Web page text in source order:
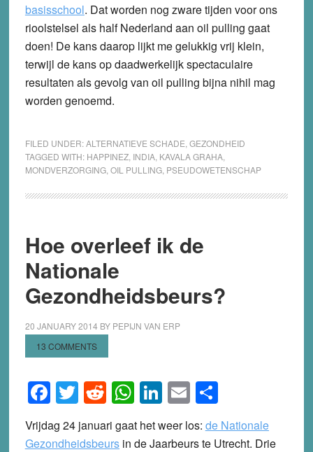
basisschool. Dat worden nog zware tijden voor ons
rioolstelsel als half Nederland aan oil pulling gaat
doen! De kans daarop lijkt me gelukkig vrij klein,
terwijl de kans op daadwerkelijk spectaculaire
resultaten als gevolg van oil pulling bijna nihil mag
worden genoemd.
FILED UNDER:ALTERNATIEVE SCHADE GEZONDHEID
TAGGED WITH: HAPPINEZ, INDIA, KAVALA GRAHA,
MONDVERZORGING, OIL PULLING, PSEUDOWETENSCHAP
Hoe overleef ik de
Nationale
Gezondheidsbeurs?
20 JANUARY 2014 BY PEPIJN VAN ERP
13 COMMENTS
Facebook
Twitter
Reddit
WhatsApp
LinkedIn
EmailShare
Vrijdag 24 januari gaat het weer los: de Nationale
Gezondheidsbeursin de Jaarbeurs te Utrecht. Drie